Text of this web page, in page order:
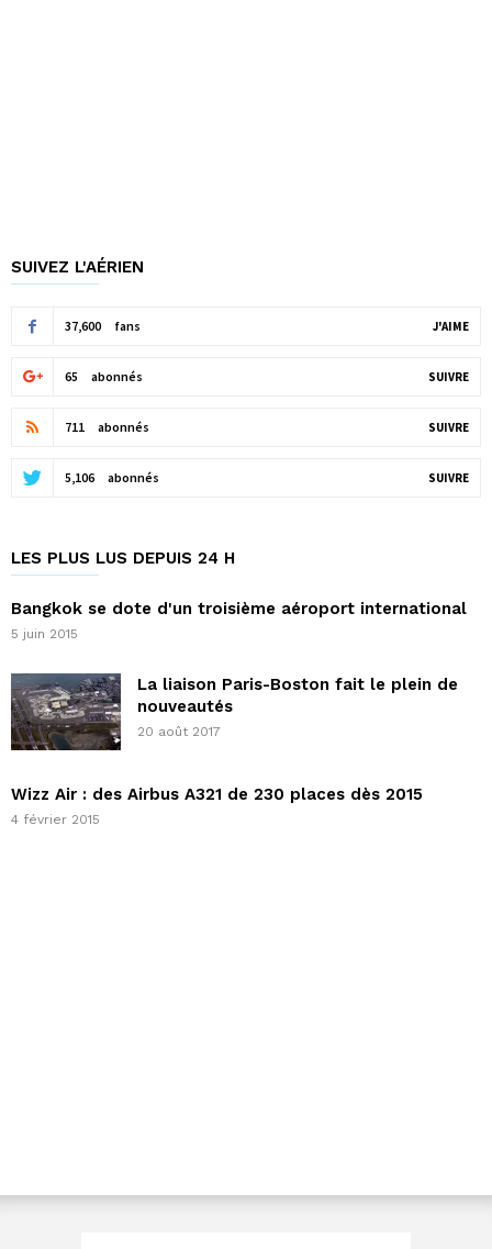
SUIVEZ L'AÉRIEN
37,600 fans J'AIME
65 abonnés SUIVRE
711 abonnés SUIVRE
5,106 abonnés SUIVRE
LES PLUS LUS DEPUIS 24 H
Bangkok se dote d'un troisième aéroport international
5 juin 2015
La liaison Paris-Boston fait le plein de
nouveautés
20 août 2017
Wizz Air : des Airbus A321 de 230 places dès 2015
4 février 2015